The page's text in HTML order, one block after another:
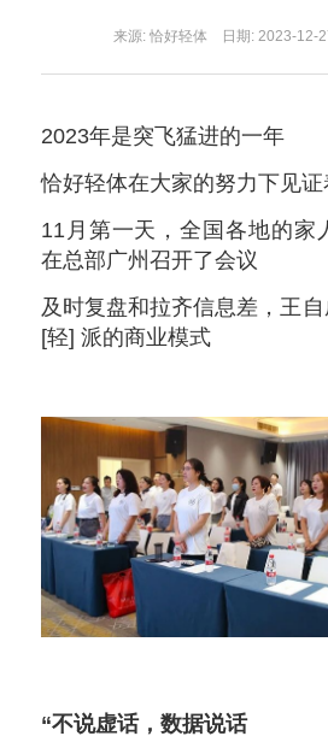
来源: 恰好轻体 日期: 2023-12-
2023年是突飞猛进的一年
恰好轻体在大家的努力下见证
11月第一天，全国各地的家
在总部广州召开了会议
及时复盘和拉齐信息差，王
[轻] 派的商业模式
“不说虚话，数据说话